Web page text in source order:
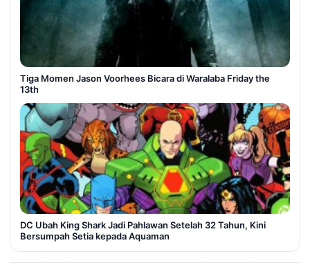
Tiga Momen Jason Voorhees Bicara di Waralaba Friday the
13th
DC Ubah King Shark Jadi Pahlawan Setelah 32 Tahun, Kini
Bersumpah Setia kepada Aquaman